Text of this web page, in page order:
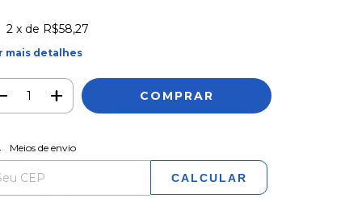
2 x de R$58,27
mais detalhes
para o CEP:
Meios de envio
CALCULAR